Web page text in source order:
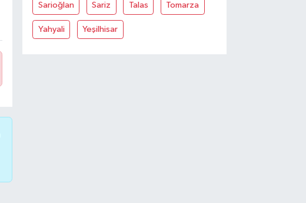
Sarioğlan Sariz Talas Tomarza
Yahyali Yeşilhisar